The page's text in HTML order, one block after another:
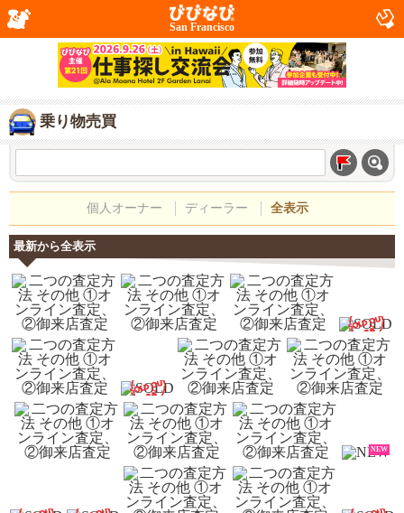
San Francisco
乗り物売買
個人オーナー ディーラー 全表示
最新から全表示
NEW